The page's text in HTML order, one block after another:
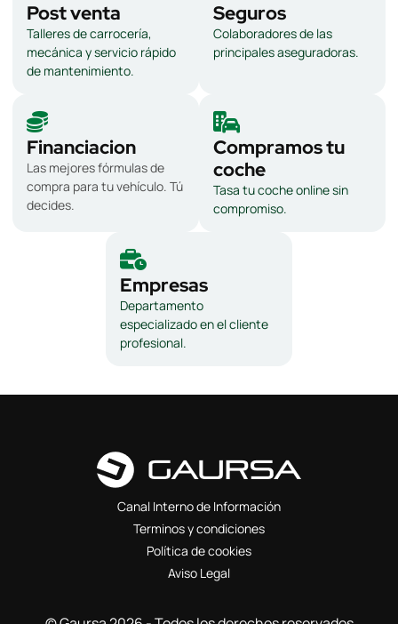
Post venta
Talleres de carrocería,
mecánica y servicio rápido
de mantenimiento.
Seguros
Colaboradores de las
principales aseguradoras.
Financiacion
Las mejores fórmulas de
compra para tu vehículo. Tú
decides.
Compramos tu
coche
Tasa tu coche online sin
compromiso.
Empresas
Departamento
especializado en el cliente
profesional.
Canal Interno de Información
Terminos y condiciones
Política de cookies
Aviso Legal